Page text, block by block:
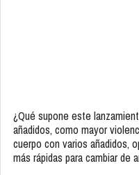
¿Qué supone este
añadidos, como mayor
cuerpo con varios añadidos,
más rápidas para cambiar de